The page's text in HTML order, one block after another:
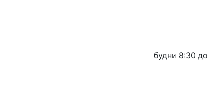
будни 8:30 до